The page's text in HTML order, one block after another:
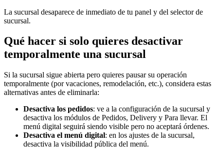
La sucursal desaparece de inmediato de tu panel y del selector de
sucursal.
Qué hacer si solo quieres desactivar
temporalmente una sucursal
Si la sucursal sigue abierta pero quieres pausar su operación
temporalmente (por vacaciones, remodelación, etc.), considera estas
alternativas antes de eliminarla:
Desactiva los pedidos: ve a la configuración de la sucursal y
desactiva los módulos de Pedidos, Delivery y Para llevar. El
menú digital seguirá siendo visible pero no aceptará órdenes.
Desactiva el menú digital: en los ajustes de la sucursal,
desactiva la visibilidad pública del menú.